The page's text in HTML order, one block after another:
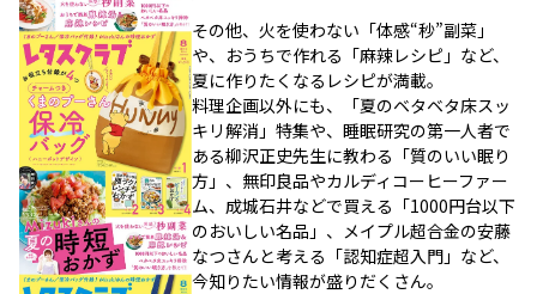
その他、火を使わない「体感“秒”副菜」
や、おうちで作れる「麻辣レシピ」など、
夏に作りたくなるレシピが満載。
料理企画以外にも、「夏のベタベタ床スッ
キリ解消」特集や、睡眠研究の第一人者で
ある柳沢正史先生に教わる「質のいい眠り
方」、無印良品やカルディコーヒーファー
ム、成城石井などで買える「1000円台以下
のおいしい名品」、メイプル超合金の安藤
なつさんと考える「認知症超入門」など、
今知りたい情報が盛りだくさん。